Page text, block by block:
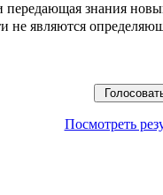
передающая знания
не являются
Посмотреть